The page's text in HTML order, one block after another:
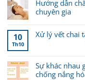
Hướng dẫn
chuyên gia
10
Th10
Xử lý vết chai
Sự khác nhau
chống nắng